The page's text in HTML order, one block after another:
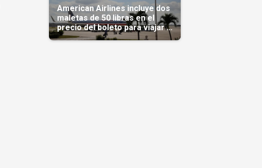
American Airlines incluye dos
maletas de 50 libras en el
precio del boleto para viajar a
Cuba en agosto